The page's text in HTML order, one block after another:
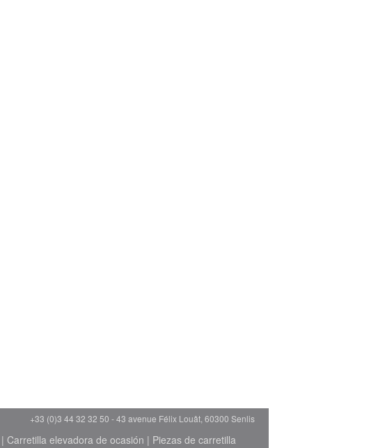
+33 (0)3 44 32 32 50 - 43 avenue Félix Louât, 60300 Senlis
Carretilla elevadora de ocasión | Piezas de carretilla